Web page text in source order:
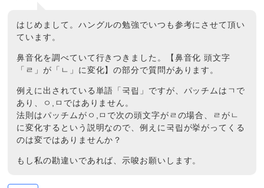
はじめまして。ハングルの勉強でいつも参考にさせて頂い
ています。
鼻音化を調べていて行きつきました。【鼻音化 頭文字
「ㄹ」が「ㄴ」に変化】の部分で質問があります。
例えに出されている単語「국립」ですが、パッチムはㄱで
あり、ㅇ,ㅁではありません。
法則はパッチムがㅇ,ㅁで次の頭文字がㄹの場合、ㄹがㄴ
に変化するという説明なので、例えに국립が挙がってくる
のは変ではありませんか？
もし私の勘違いであれば、示唆お願いします。